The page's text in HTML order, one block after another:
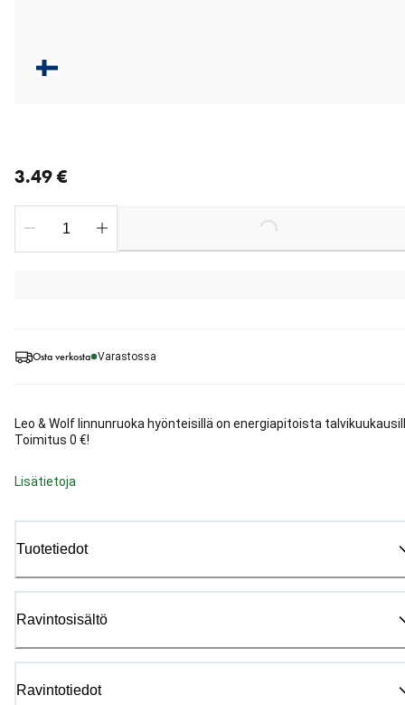
Osta verkosta Varastossa
Leo & Wolf linnunruoka hyönteisillä on energiapitoista
Toimitus 0 €!
Lisätietoja
Tuotetiedot
Ravintosisältö
Ravintotiedot
3.49 €
Loading...